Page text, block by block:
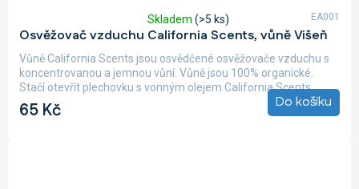
Osvěžovač vzduchu California Scents, vůně Višeň
hodnocení
produktu
je
5,0
5
Skladem (>5 ks)
65 Kč Do košíku
Vůně California Scents jsou osvědčené osvěžovače vzduchu s
koncentrovanou a jemnou vůní. Vůně jsou 100% organické.
Stačí otevřít plechovku s vonným olejem California Scents,...
EA001